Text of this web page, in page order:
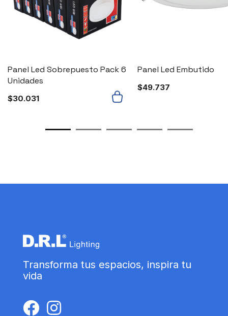
Panel Led Sobrepuesto Pack 6
Unidades
$30.031
Panel Led Embutido
$49.737
Transforma tus espacios, inspira tu
vida